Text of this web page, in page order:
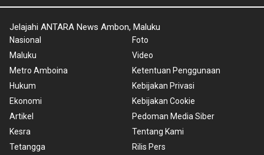
Jelajahi ANTARA News Ambon, Maluku
Nasional
Maluku
Metro Amboina
Hukum
Ekonomi
Artikel
Kesra
Tetangga
Foto
Video
Ketentuan Penggunaan
Kebijakan Privasi
Kebijakan Cookie
Pedoman Media Siber
Tentang Kami
Rilis Pers